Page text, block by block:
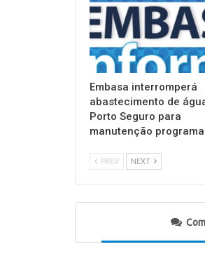
Embasa interromperá
abastecimento de
Porto Seguro para
manutenção
PREV NEXT